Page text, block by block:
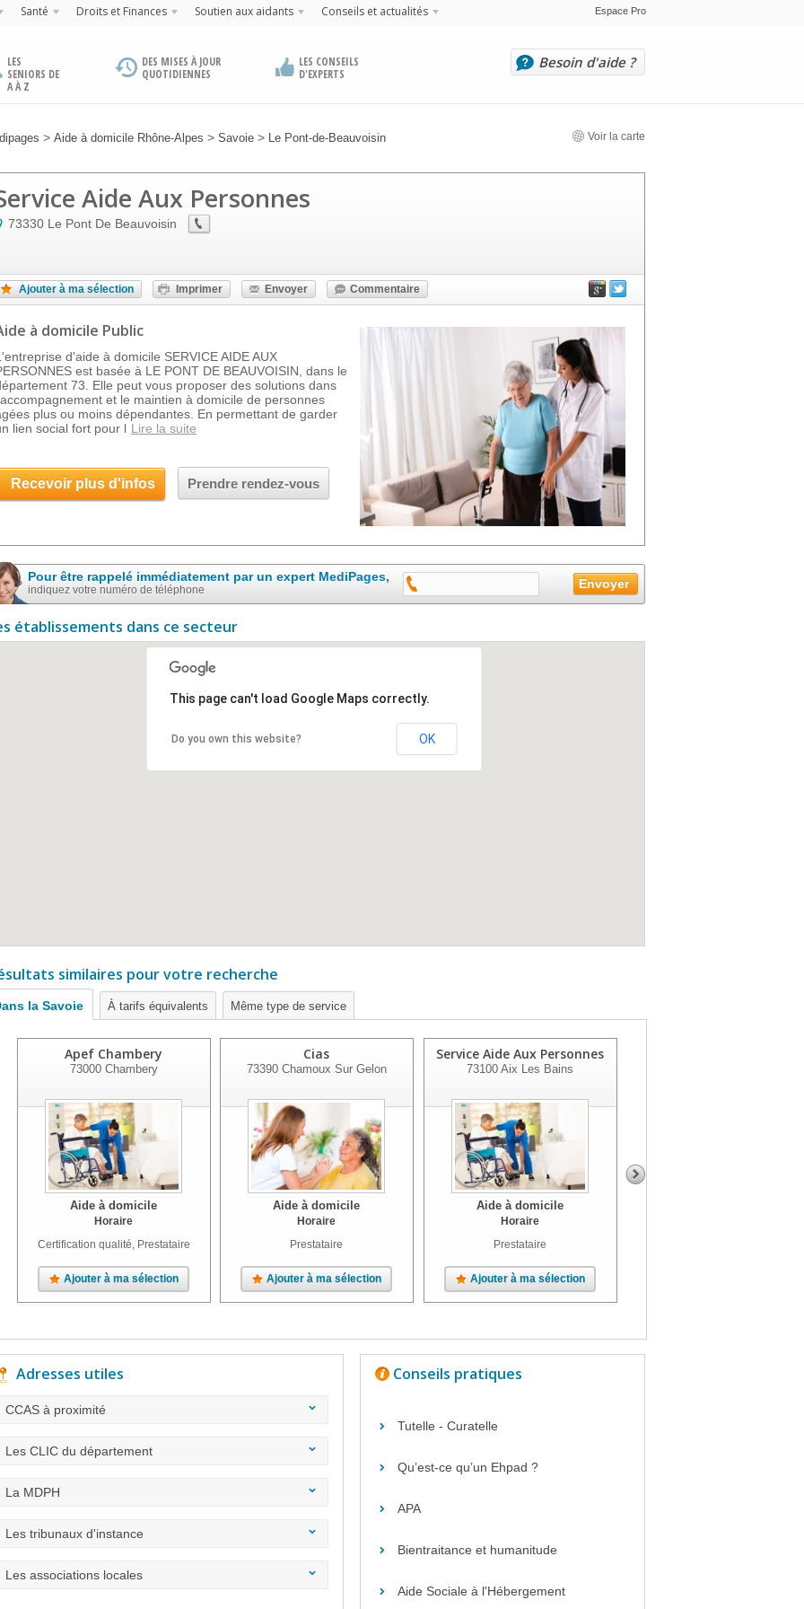
Santé Droits et Finances Soutien aux aidants Conseils et actualités Espace Pro
LES
SENIORS DE
A À Z
DES MISES À JOUR
QUOTIDIENNES
LES CONSEILS
D'EXPERTS
Besoin d'aide ?
> Aide à domicile Rhône-Alpes > Savoie > Le Pont-de-Beauvoisin Voir la carte
Aide Aux Personnes
73330 Le Pont De Beauvoisin
Ajouter à ma sélection Imprimer Envoyer Commentaire
à domicile Public
d'aide à domicile SERVICE AIDE AUX
est basée à LE PONT DE BEAUVOISIN, dans le
73. Elle peut vous proposer des solutions dans
et le maintien à domicile de personnes
plus ou moins dépendantes. En permettant de garder
lien social fort pour l Lire la suite
Recevoir plus d'infos Prendre rendez-vous
Pour être rappelé immédiatement par un expert MediPages,
indiquez votre numéro de téléphone
établissements dans ce secteur
This page can't load Google Maps correctly.
Do you own this website? OK
similaires pour votre recherche
la Savoie À tarifs équivalents Même type de service
Apef Chambery
73000Chambery
Aide à domicile
Horaire
Certification qualité, Prestataire
Ajouter à ma sélection
Cias
73390Chamoux Sur Gelon
Aide à domicile
Horaire
Prestataire
Ajouter à ma sélection
Service Aide Aux Personnes
73100Aix Les Bains
Aide à domicile
Horaire
Prestataire
Ajouter à ma sélection
Adresses utiles
CCAS à proximité
Les CLIC du département
La MDPH
Les tribunaux d'instance
Les associations locales
Conseils pratiques
Tutelle - Curatelle
Qu’est-ce qu’un Ehpad ?
APA
Bientraitance et humanitude
Aide Sociale à l'Hébergement